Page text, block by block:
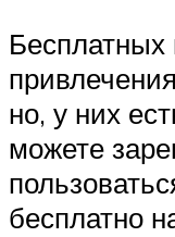
Бесплатных
но, у них
можете
бесплатно